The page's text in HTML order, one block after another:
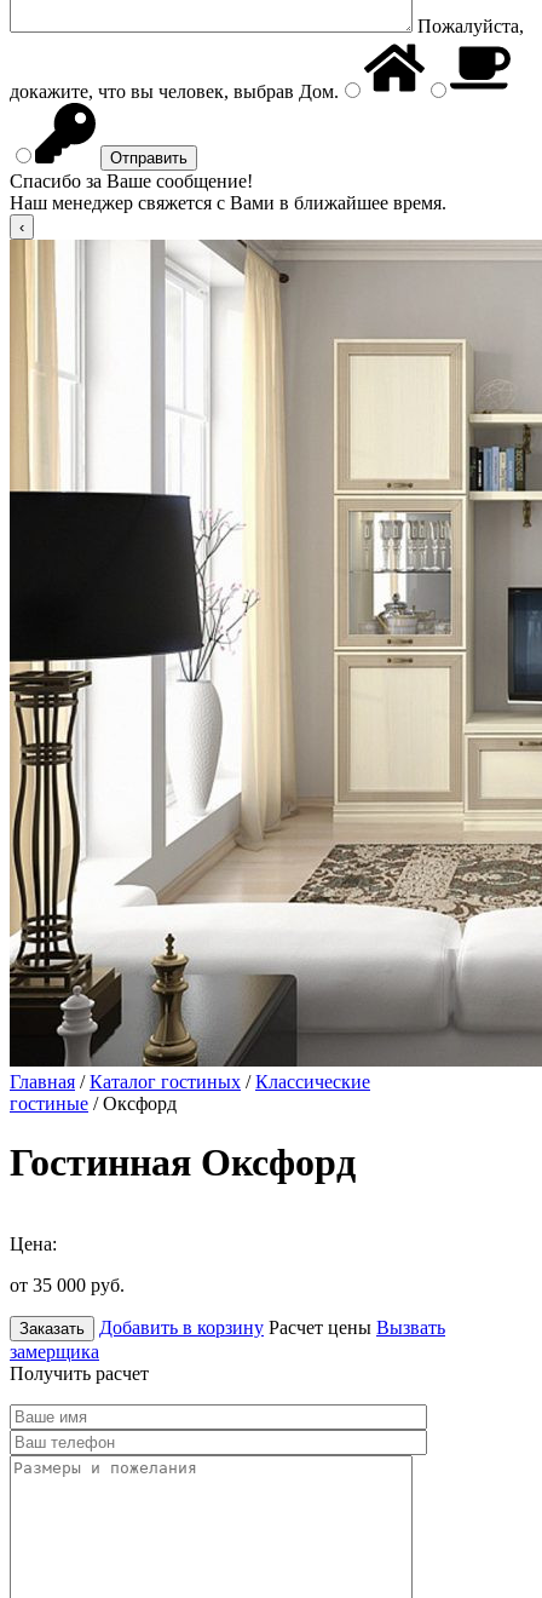
Пожалуйста,
докажите, что вы человек, выбрав Дом.
Спасибо за Ваше сообщение!
Наш менеджер свяжется с Вами в ближайшее время.
Главная /Каталог гостиных /Классические
гостиные / Оксфорд
Гостинная Оксфорд
Цена:
от 35 000 руб.
Заказать Добавить в корзину Расчет цены Вызвать
замерщика
Получить расчет